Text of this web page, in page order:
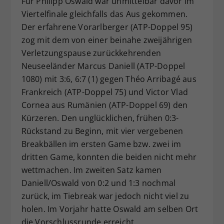
Viertelfinale gleichfalls das Aus gekommen.
Der erfahrene Vorarlberger (ATP-Doppel 95)
zog mit dem von einer beinahe zweijährigen
Verletzungspause zurückkehrenden
Neuseeländer Marcus Daniell (ATP-Doppel
1080) mit 3:6, 6:7 (1) gegen Théo Arribagé aus
Frankreich (ATP-Doppel 75) und Victor Vlad
Cornea aus Rumänien (ATP-Doppel 69) den
Kürzeren. Den unglücklichen, frühen 0:3-
Rückstand zu Beginn, mit vier vergebenen
Breakbällen im ersten Game bzw. zwei im
dritten Game, konnten die beiden nicht mehr
wettmachen. Im zweiten Satz kamen
Daniell/Oswald von 0:2 und 1:3 nochmal
zurück, im Tiebreak war jedoch nicht viel zu
holen. Im Vorjahr hatte Oswald am selben Ort